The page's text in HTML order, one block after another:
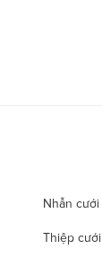
Nhẫn cưới
Thiệp cưới